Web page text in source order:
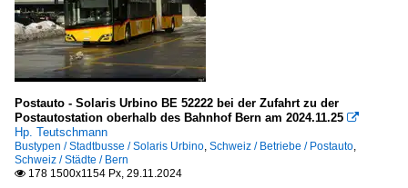
Postauto - Solaris Urbino BE 52222 bei der Zufahrt zu der
Postautostation oberhalb des Bahnhof Bern am 2024.11.25 
Hp. Teutschmann
Bustypen / Stadtbusse / Solaris Urbino, Schweiz / Betriebe / Postauto,
Schweiz / Städte / Bern
 178 1500x1154 Px, 29.11.2024